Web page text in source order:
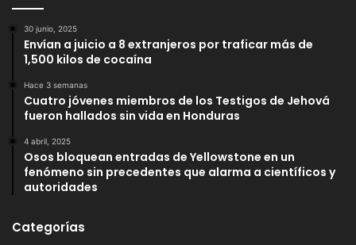
30 junio, 2025
Envían a juicio a 8 extranjeros por traficar más de
1,500 kilos de cocaína
Hace 3 semanas
Cuatro jóvenes miembros de los Testigos de Jehová
fueron hallados sin vida en Honduras
4 abril, 2025
Osos bloquean entradas de Yellowstone en un
fenómeno sin precedentes que alarma a científicos y
autoridades
Categorías